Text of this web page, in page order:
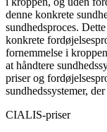
denne konkrete
sundhedsproces.
konkrete
fornemmelse i
at håndtere
priser og
sundhedssystemer,
CIALIS-priser